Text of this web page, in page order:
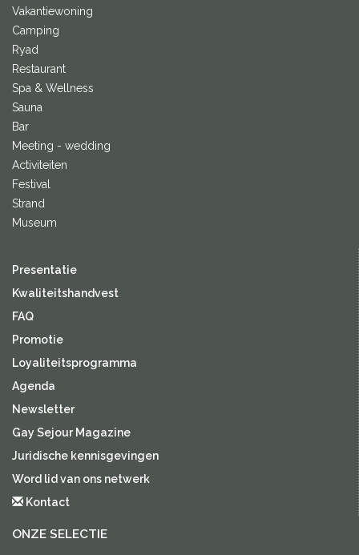
Vakantiewoning
Camping
Ryad
Restaurant
Spa & Wellness
Sauna
Bar
Meeting - wedding
Activiteiten
Festival
Strand
Museum
Presentatie
Kwaliteitshandvest
FAQ
Promotie
Loyaliteitsprogramma
Agenda
Newsletter
Gay Sejour Magazine
Juridische kennisgevingen
Word lid van ons netwerk
Kontact
ONZE SELECTIE